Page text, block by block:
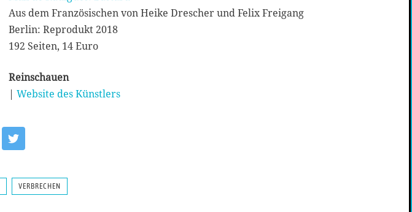
Aus dem Französischen von Heike Drescher und Felix Freigang
Berlin: Reprodukt 2018
192 Seiten, 14 Euro
Reinschauen
| Website des Künstlers
VERBRECHEN